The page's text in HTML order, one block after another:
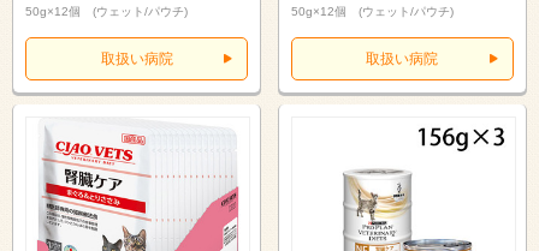
50g×12個 (ウェット/パウチ)
取扱い病院
50g×12個 (ウェット/パウチ)
取扱い病院